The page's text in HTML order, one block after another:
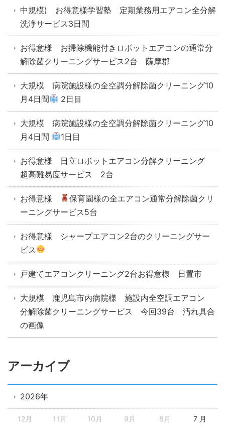
中規模) お得意様学習塾 定期業務用エアコン全分解
洗浄サービス3日間
お得意様 お掃除機能付きロボットエアコンの通常分
解除菌クリーニングサービス2台 薩摩郡
大規模 病院施設様の全空調分解除菌クリーニング10
月4日間
2日目
大規模 病院施設様の全空調分解除菌クリーニング10
月4日間
1日目
お得意様 日立ロボットエアコン分解クリーニング
超高難易度サービス 2台
お得意様
保育園様の全エアコン通常分解除菌クリ
ーニングサービス5台
お得意様 シャープエアコン2台のクリーニングサー
ビス
戸建てエアコンクリーニング2台お得意様 日置市
大規模 鹿児島市内病院様 施設内全空調エアコン
分解除菌クリーニングサービス 今回39台 汚れ具合
の画像
アーカイブ
2026年
12月 11月 10月 9月 8月 7 月